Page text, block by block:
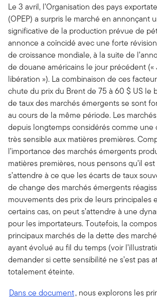
Le 3 avril, l’Organisation des pays
(OPEP) a surpris le marché en annonçant
significative de la production prévue de
annonce a coïncidé avec une forte
de croissance mondiale, à la suite de
de douane américains le jour précédent («
libération »). La combinaison de ces
chute du prix du Brent de 75 à 60 $ US le
de taux des marchés émergents se sont
au cours de la même période. Les
depuis longtemps considérés comme une
très sensible aux matières premières.
l’importance des marchés émergents
matières premières, nous pensons qu’il
s’attendre à ce que les écarts de taux
de change des marchés émergents
mouvements des prix de leurs principales
certains cas, on peut s’attendre à une
pour les importateurs. Toutefois, la
principaux marchés de la dette des
ayant évolué au fil du temps (voir
demander si cette sensibilité ne s’est pas
totalement éteinte.
Dans ce document, nous explorons les